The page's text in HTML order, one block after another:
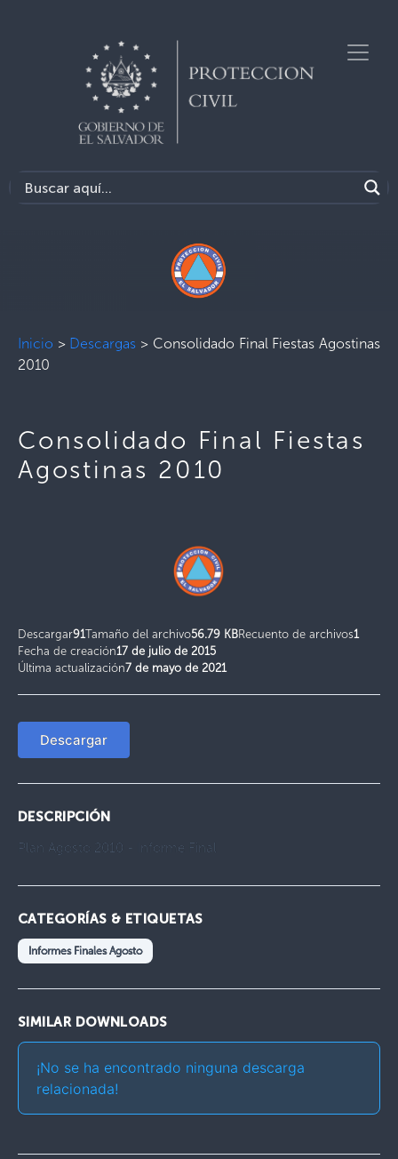
Inicio > Descargas > Consolidado Final Fiestas Agostinas
2010
Consolidado Final Fiestas
Agostinas 2010
Descargar91Tamaño del archivo56.79 KBRecuento de archivos1
Fecha de creación17 de julio de 2015
Última actualización7 de mayo de 2021
Descargar
DESCRIPCIÓN
Plan Agosto 2010 - Informe Final
CATEGORÍAS & ETIQUETAS
Informes Finales Agosto
SIMILAR DOWNLOADS
¡No se ha encontrado ninguna descarga
relacionada!